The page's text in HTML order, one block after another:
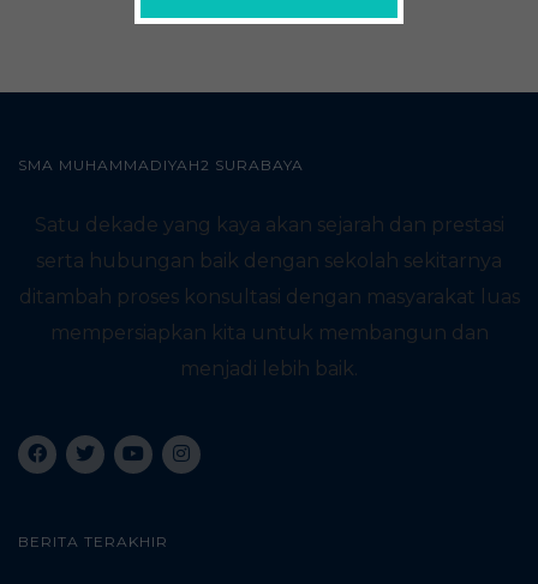
SMA MUHAMMADIYAH2 SURABAYA
Satu dekade yang kaya akan sejarah dan prestasi
serta hubungan baik dengan sekolah sekitarnya
ditambah proses konsultasi dengan masyarakat luas
mempersiapkan kita untuk membangun dan
menjadi lebih baik.
BERITA TERAKHIR